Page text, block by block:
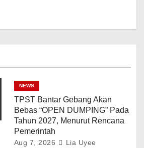
NEWS
TPST Bantar Gebang Akan
Bebas “OPEN DUMPING” Pada
Tahun 2027, Menurut Rencana
Pemerintah
Aug 7, 2026 Lia Uyee